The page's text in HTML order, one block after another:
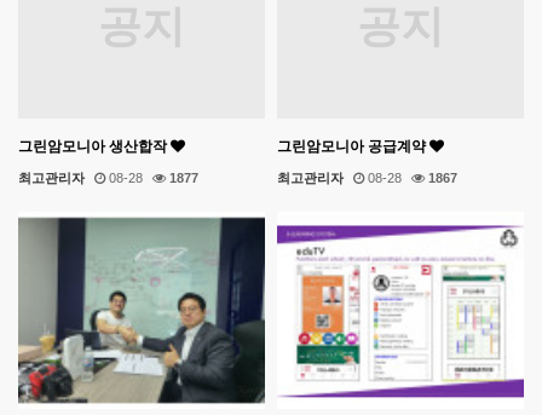
공지
그린암모니아 생산합작
최고관리자 08-28 1877
공지
그린암모니아 공급계약
최고관리자 08-28 1867